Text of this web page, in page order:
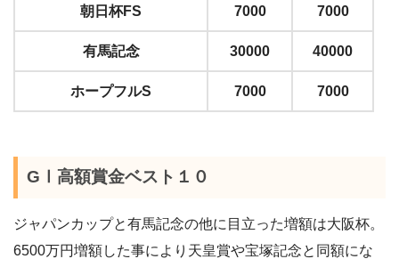
朝日杯FS 7000 7000
有馬記念 30000 40000
ホープフルS 7000 7000
GⅠ高額賞金ベスト１０
ジャパンカップと有馬記念の他に目立った増額は大阪杯。
6500万円増額した事により天皇賞や宝塚記念と同額にな